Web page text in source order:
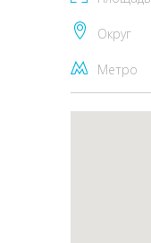
Округ
Метро